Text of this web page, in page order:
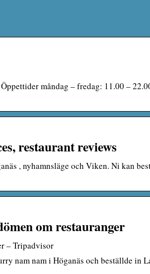
måndag – fredag: 11.00 –
restaurant reviews
, nyhamnsläge och Viken. Ni kan
om restauranger
– Tripadvisor
nam nam i Höganäs och beställde in